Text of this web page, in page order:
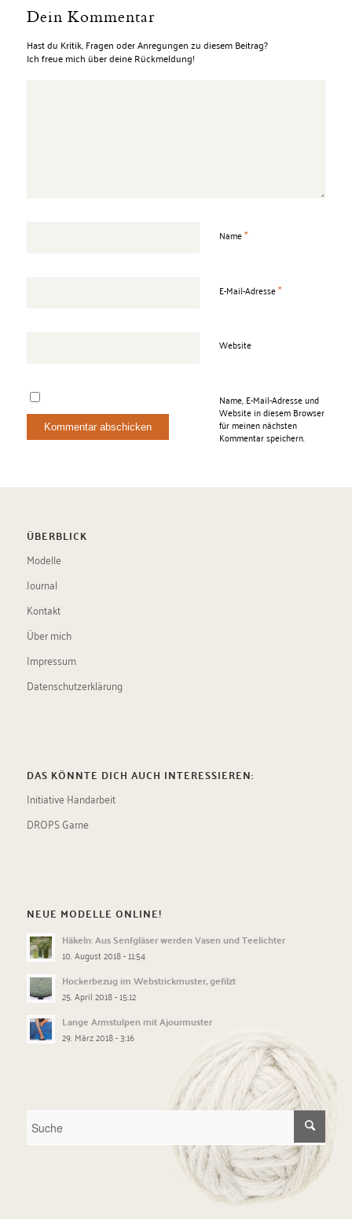
Dein Kommentar
Hast du Kritik, Fragen oder Anregungen zu diesem Beitrag?
Ich freue mich über deine Rückmeldung!
Name*
E-Mail-Adresse*
Website
Name, E-Mail-Adresse und
Website in diesem Browser
für meinen nächsten
Kommentar speichern.
ÜBERBLICK
Modelle
Journal
Kontakt
Über mich
Impressum
Datenschutzerklärung
DAS KÖNNTE DICH AUCH INTERESSIEREN:
Initiative Handarbeit
DROPS Garne
NEUE MODELLE ONLINE!
Häkeln: Aus Senfgläser werden Vasen und Teelichter
10. August 2018 - 11:54
Hockerbezug im Webstrickmuster, gefilzt
25. April 2018 - 15:12
Lange Armstulpen mit Ajourmuster
29. März 2018 - 3:16